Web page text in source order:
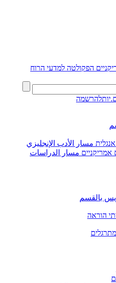
הפקולטה למדעי הרוח
להרשמה
مسار الأدب الإنجليزي
אמריקניים مسار الدراسات
بالقسم
הוראה